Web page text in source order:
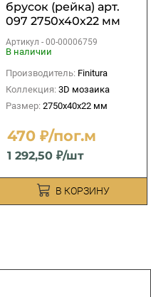
брусок (рейка) арт.
097 2750х40х22 мм
Артикул - 00-00006759
В наличии
Производитель: Finitura
Коллекция: 3D мозаика
Размер: 2750х40х22 мм
470 ₽/пог.м
1 292,50 ₽/шт
В КОРЗИНУ